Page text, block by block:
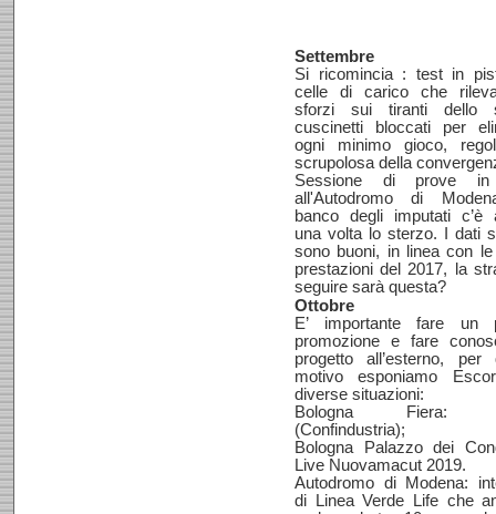
Settembre
Si ricomincia : test in
celle di carico che
sforzi sui tiranti dello
cuscinetti bloccati per
ogni minimo gioco,
scrupolosa della
Sessione di prove in
all'Autodromo di
banco degli imputati c’è
una volta lo sterzo. I dati
sono buoni, in linea con le
prestazioni del 2017, la
seguire sarà questa?
Ottobre
E’ importante fare un
promozione e fare
progetto all’esterno, per
motivo esponiamo
diverse situazioni:
Bologna Fiera:
(Confindustria);
Bologna Palazzo dei
Live Nuovamacut 2019.
Autodromo di Modena:
di Linea Verde Life che